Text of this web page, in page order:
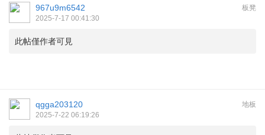
板凳
967u9m6542
2025-7-17 00:41:30
此帖僅作者可見
地板
qgga203120
2025-7-22 06:19:26